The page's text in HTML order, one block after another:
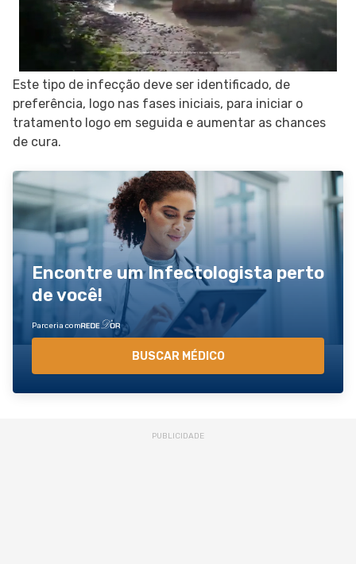
Este tipo de infecção deve ser identificado, de
preferência, logo nas fases iniciais, para iniciar o
tratamento logo em seguida e aumentar as chances
de cura.
Encontre um Infectologista perto
de você!
Parceria com
BUSCAR MÉDICO